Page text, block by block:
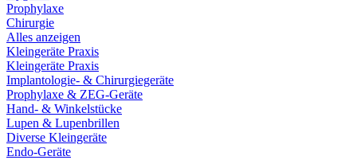
Prophylaxe
Chirurgie
Alles anzeigen
Kleingeräte Praxis
Kleingeräte Praxis
Implantologie- & Chirurgiegeräte
Prophylaxe & ZEG-Geräte
Hand- & Winkelstücke
Lupen & Lupenbrillen
Diverse Kleingeräte
Endo-Geräte